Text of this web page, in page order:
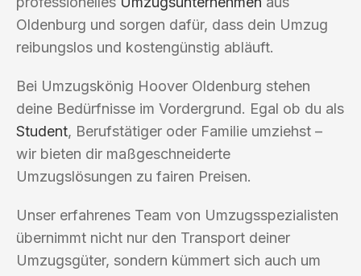
Oldenburg und sorgen dafür, dass dein Umzug
reibungslos und kostengünstig abläuft.
Bei Umzugskönig Hoover Oldenburg stehen
deine Bedürfnisse im Vordergrund. Egal ob du als
Student, Berufstätiger oder Familie umziehst –
wir bieten dir maßgeschneiderte
Umzugslösungen zu fairen Preisen.
Unser erfahrenes Team von Umzugsspezialisten
übernimmt nicht nur den Transport deiner
Umzugsgüter, sondern kümmert sich auch um